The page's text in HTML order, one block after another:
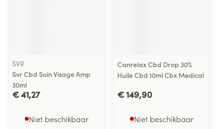
SVR
Svr Cbd Soin Visage Amp
30ml
€ 41,27
Niet beschikbaar
Canrelax Cbd Drop 30%
Huile Cbd 10ml Cbx Medical
€ 149,90
Niet beschikbaar